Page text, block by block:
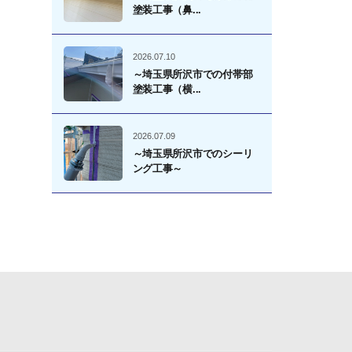
塗装工事（鼻...
2026.07.10
～埼玉県所沢市での付帯部
塗装工事（横...
2026.07.09
～埼玉県所沢市でのシーリ
ング工事～